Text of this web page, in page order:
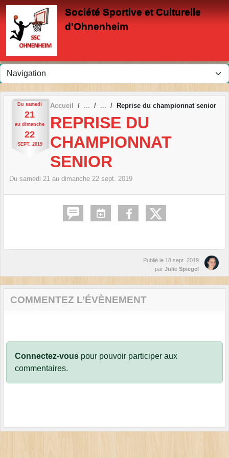
Société Sportive et Culturelle
d'Ohnenheim
Du samedi
21
au dimanche
22
SEPT. 2019
Accueil Reprise du championnat senior
REPRISE DU
CHAMPIONNAT
SENIOR
Du samedi 21 au dimanche 22 sept. 2019
Publié le 18 sept. 2019
par Julie Spiegel
COMMENTEZ L’ÉVÈNEMENT
Connectez-vous pour pouvoir participer aux
commentaires.
Panneau de gestion des cookies